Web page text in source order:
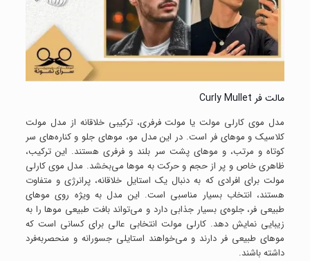
مالت فر Curly Mullet
مدل موی کارلی مولت یا مولت فرفری، ترکیبی خلاقانه از مدل مولت
کلاسیک و موهای فر است. در این مدل مو، موهای جلو و کناره‌های سر
کوتاه و مرتب، و موهای پشت سر بلند و فرفری هستند. این ترکیب،
ظاهری خاص و پر از حجم و حرکت به موها می‌بخشد. مدل موی کارلی
مولت برای افرادی که به دنبال یک استایل خلاقانه، پرانرژی و متفاوت
هستند، انتخاب بسیار مناسبی است. این مدل به ویژه روی موهای
طبیعی فر، جلوه‌ی بسیار جذابی دارد و می‌تواند بافت طبیعی موها را به
زیبایی نمایش دهد. کارلی مولت انتخابی عالی برای کسانی است که
موهای طبیعی فر دارند و می‌خواهند استایلی جسورانه و منحصربه‌فرد
داشته باشند.